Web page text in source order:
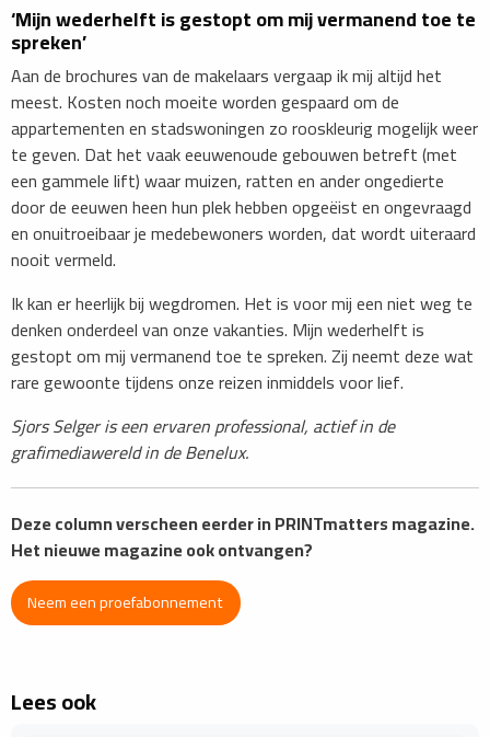
‘Mijn wederhelft is gestopt om mij verma­nend toe te
spreken’
Aan de brochures van de makelaars vergaap ik mij altijd het
meest. Kosten noch moeite worden gespaard om de
appartementen en stadswoningen zo rooskleurig mogelijk weer
te geven. Dat het vaak eeuwenoude gebouwen betreft (met
een gammele lift) waar muizen, ratten en ander ongedierte
door de eeuwen heen hun plek hebben opgeëist en ongevraagd
en onuitroeibaar je medebewoners worden, dat wordt uiteraard
nooit vermeld.
Ik kan er heerlijk bij wegdromen. Het is voor mij een niet weg te
denken onderdeel van onze vakanties. Mijn wederhelft is
gestopt om mij vermanend toe te spreken. Zij neemt deze wat
rare gewoonte tijdens onze reizen inmiddels voor lief.
Sjors Selger is een ervaren professional, actief in de
grafimediawereld in de Benelux.
Deze column verscheen eerder in PRINTmatters magazine.
Het nieuwe magazine ook ontvangen?
Neem een proefabonnement
Lees ook